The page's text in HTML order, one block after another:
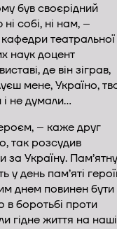
був своєрідний
собі, ні нам, –
театральної
наук доцент
де він зіграв,
мене, Україно,
не думали…
– каже друг
так розсудив
Україну. Пам’ятну
день пам’яті
днем повинен бути
в боротьбі проти
гідне життя на